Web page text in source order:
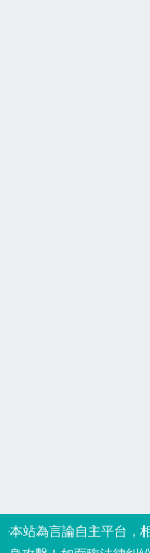
‧本站為言論自主平台，